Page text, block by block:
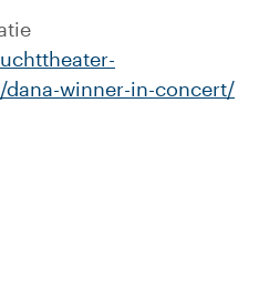
winner-in-concert/
externe website)